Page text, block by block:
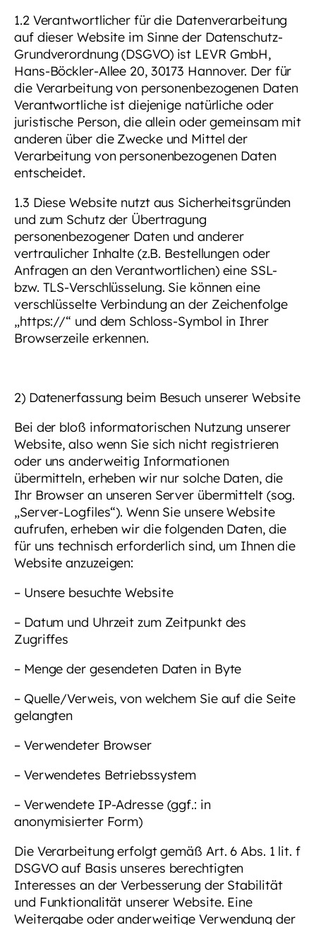
1.2 Verantwortlicher für die Datenverarbeitung
auf dieser Website im Sinne der Datenschutz-
Grundverordnung (DSGVO) ist LEVR GmbH,
Hans-Böckler-Allee 20, 30173 Hannover. Der für
die Verarbeitung von personenbezogenen Daten
Verantwortliche ist diejenige natürliche oder
juristische Person, die allein oder gemeinsam mit
anderen über die Zwecke und Mittel der
Verarbeitung von personenbezogenen Daten
entscheidet.
1.3 Diese Website nutzt aus Sicherheitsgründen
und zum Schutz der Übertragung
personenbezogener Daten und anderer
vertraulicher Inhalte (z.B. Bestellungen oder
Anfragen an den Verantwortlichen) eine SSL-
bzw. TLS-Verschlüsselung. Sie können eine
verschlüsselte Verbindung an der Zeichenfolge
„https://“ und dem Schloss-Symbol in Ihrer
Browserzeile erkennen.
2) Datenerfassung beim Besuch unserer Website
Bei der bloß informatorischen Nutzung unserer
Website, also wenn Sie sich nicht registrieren
oder uns anderweitig Informationen
übermitteln, erheben wir nur solche Daten, die
Ihr Browser an unseren Server übermittelt (sog.
„Server-Logfiles“). Wenn Sie unsere Website
aufrufen, erheben wir die folgenden Daten, die
für uns technisch erforderlich sind, um Ihnen die
Website anzuzeigen:
– Unsere besuchte Website
– Datum und Uhrzeit zum Zeitpunkt des
Zugriffes
– Menge der gesendeten Daten in Byte
– Quelle/Verweis, von welchem Sie auf die Seite
gelangten
– Verwendeter Browser
– Verwendetes Betriebssystem
– Verwendete IP-Adresse (ggf.: in
anonymisierter Form)
Die Verarbeitung erfolgt gemäß Art. 6 Abs. 1 lit. f
DSGVO auf Basis unseres berechtigten
Interesses an der Verbesserung der Stabilität
und Funktionalität unserer Website. Eine
Weitergabe oder anderweitige Verwendung der